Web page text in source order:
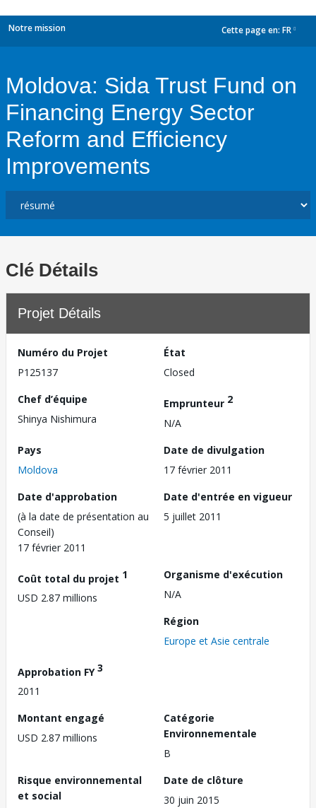
Notre mission Cette page en: FR
Moldova: Sida Trust Fund on
Financing Energy Sector
Reform and Efficiency
Improvements
Clé Détails
Projet Détails
Numéro du Projet
P125137
État
Closed
Chef d’équipe
Shinya Nishimura
Emprunteur 2
N/A
Pays
Moldova
Date de divulgation
17 février 2011
Date d'approbation
(à la date de présentation au
Conseil)
17 février 2011
Date d'entrée en vigueur
5 juillet 2011
Coût total du projet 1
USD 2.87 millions
Organisme d'exécution
N/A
Région
Europe et Asie centrale
Approbation FY3
2011
Montant engagé
USD 2.87 millions
Catégorie
Environnementale
B
Risque environnemental
et social
Date de clôture
30 juin 2015